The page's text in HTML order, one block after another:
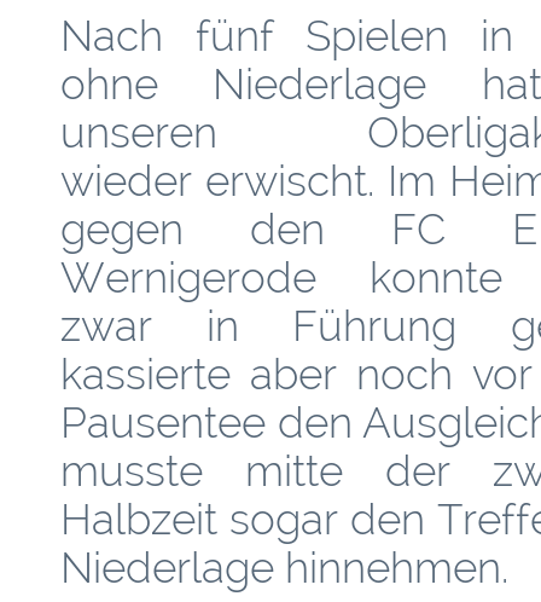
Nach fünf Spielen in
ohne Niederlage
unseren
wieder erwischt. Im
gegen den FC
Wernigerode konnte
zwar in Führung
kassierte aber noch
Pausentee den
musste mitte der
Halbzeit sogar den
Niederlage hinnehmen.